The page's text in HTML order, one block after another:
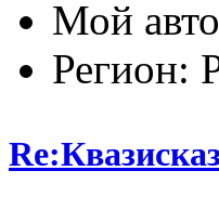
Мой
Регион: